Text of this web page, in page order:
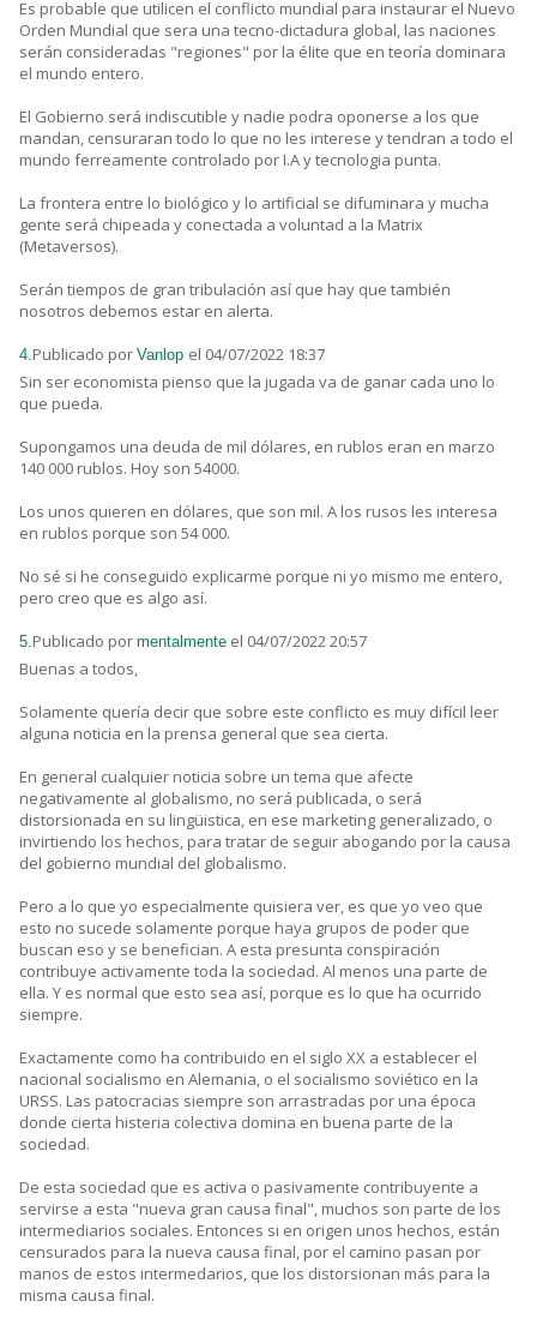
Es probable que utilicen el conflicto mundial para instaurar el Nuevo
Orden Mundial que sera una tecno-dictadura global, las naciones
serán consideradas "regiones" por la élite que en teoría dominara
el mundo entero.
El Gobierno será indiscutible y nadie podra oponerse a los que
mandan, censuraran todo lo que no les interese y tendran a todo el
mundo ferreamente controlado por I.A y tecnologia punta.
La frontera entre lo biológico y lo artificial se difuminara y mucha
gente será chipeada y conectada a voluntad a la Matrix
(Metaversos).
Serán tiempos de gran tribulación así que hay que también
nosotros debemos estar en alerta.
4. Publicado por Vanlop el 04/07/2022 18:37
Sin ser economista pienso que la jugada va de ganar cada uno lo
que pueda.
Supongamos una deuda de mil dólares, en rublos eran en marzo
140 000 rublos. Hoy son 54000.
Los unos quieren en dólares, que son mil. A los rusos les interesa
en rublos porque son 54 000.
No sé si he conseguido explicarme porque ni yo mismo me entero,
pero creo que es algo así.
5. Publicado por mentalmente el 04/07/2022 20:57
Buenas a todos,
Solamente quería decir que sobre este conflicto es muy difícil leer
alguna noticia en la prensa general que sea cierta.
En general cualquier noticia sobre un tema que afecte
negativamente al globalismo, no será publicada, o será
distorsionada en su lingüistica, en ese marketing generalizado, o
invirtiendo los hechos, para tratar de seguir abogando por la causa
del gobierno mundial del globalismo.
Pero a lo que yo especialmente quisiera ver, es que yo veo que
esto no sucede solamente porque haya grupos de poder que
buscan eso y se benefician. A esta presunta conspiración
contribuye activamente toda la sociedad. Al menos una parte de
ella. Y es normal que esto sea así, porque es lo que ha ocurrido
siempre.
Exactamente como ha contribuido en el siglo XX a establecer el
nacional socialismo en Alemania, o el socialismo soviético en la
URSS. Las patocracias siempre son arrastradas por una época
donde cierta histeria colectiva domina en buena parte de la
sociedad.
De esta sociedad que es activa o pasivamente contribuyente a
servirse a esta "nueva gran causa final", muchos son parte de los
intermediarios sociales. Entonces si en origen unos hechos, están
censurados para la nueva causa final, por el camino pasan por
manos de estos intermedarios, que los distorsionan más para la
misma causa final.